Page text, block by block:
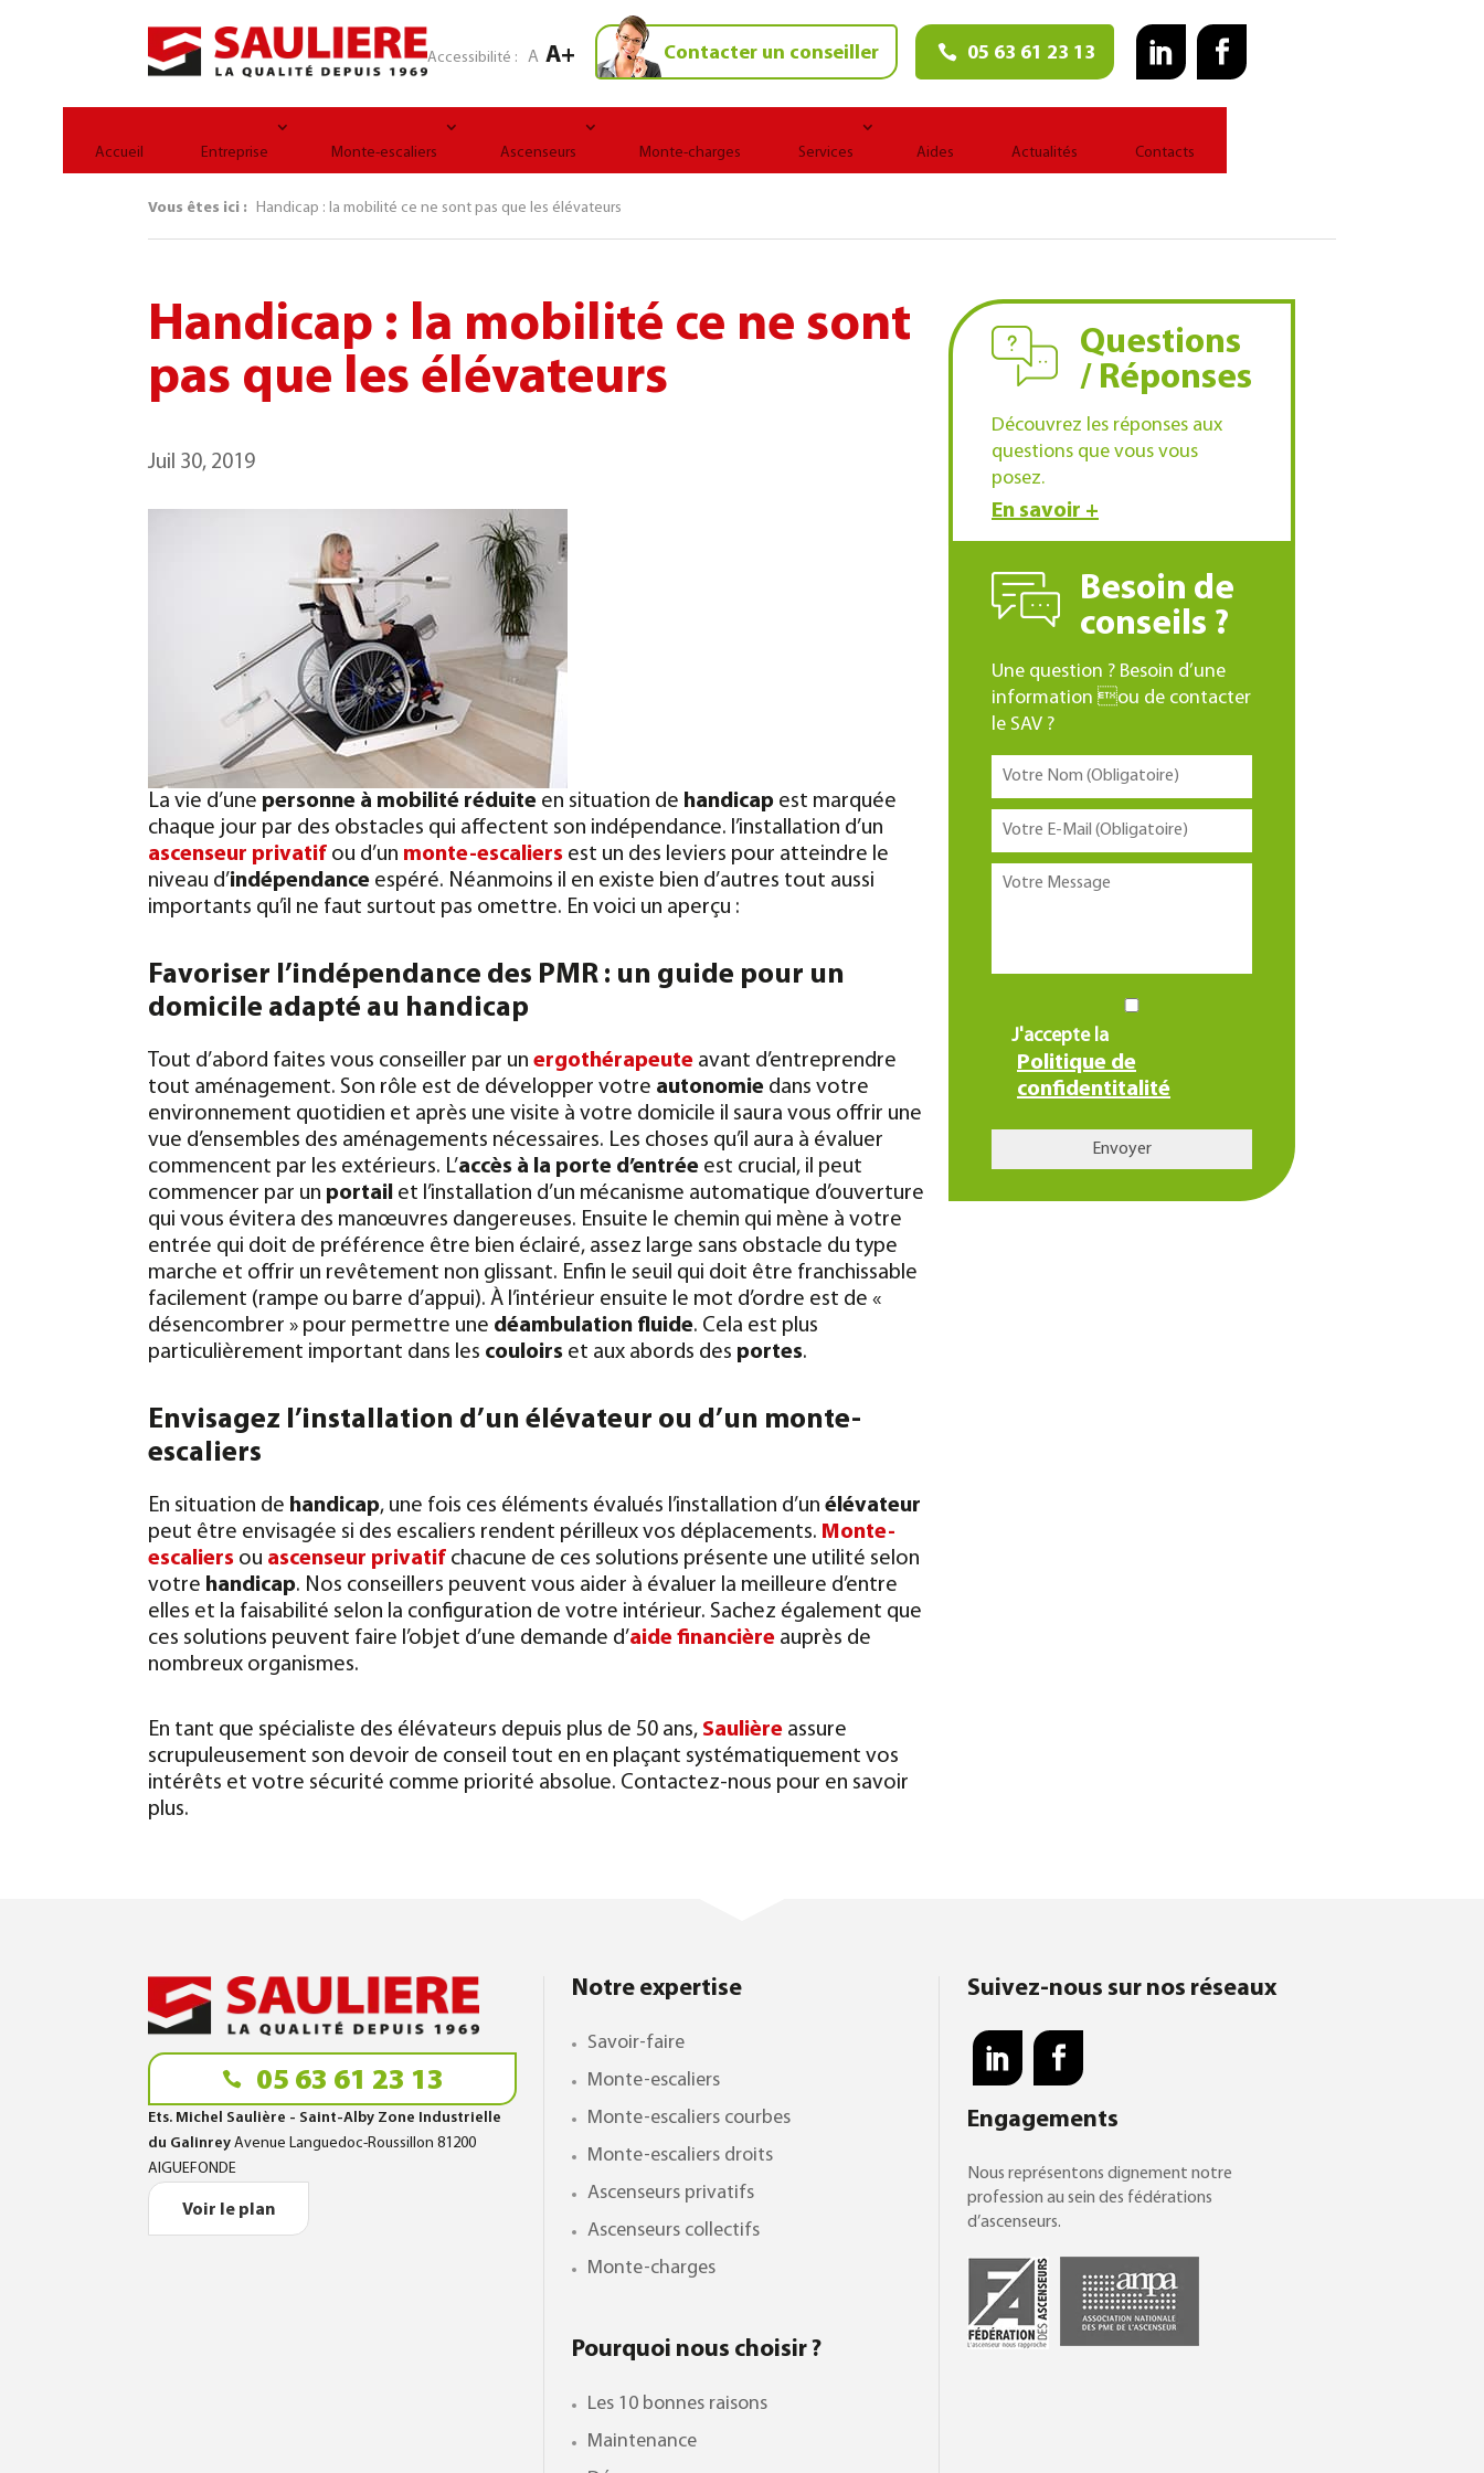
Accessibilité :A A+ Contacter un conseiller 05 63 61 23 13
Accueil Entreprise Monte-escaliers Ascenseurs Monte-charges Services Aides Actualités Contacts
Vous êtes ici : Handicap : la mobilité ce ne sont pas que les élévateurs
Handicap : la mobilité ce ne sont
pas que les élévateurs
Juil 30, 2019
La vie d’une personne à mobilité réduite en situation de handicap est marquée
chaque jour par des obstacles qui affectent son indépendance. l’installation d’un
ascenseur privatif ou d’un monte-escaliers est un des leviers pour atteindre le
niveau d’indépendance espéré. Néanmoins il en existe bien d’autres tout aussi
importants qu’il ne faut surtout pas omettre. En voici un aperçu :
Favoriser l’indépendance des PMR : un guide pour un
domicile adapté au handicap
Tout d’abord faites vous conseiller par unergothérapeute avant d’entreprendre
tout aménagement. Son rôle est de développer votre autonomie dans votre
environnement quotidien et après une visite à votre domicile il saura vous offrir une
vue d’ensembles des aménagements nécessaires. Les choses qu’il aura à évaluer
commencent par les extérieurs. L’accès à la porte d’entrée est crucial, il peut
commencer par un portail et l’installation d’un mécanisme automatique d’ouverture
qui vous évitera des manœuvres dangereuses. Ensuite le chemin qui mène à votre
entrée qui doit de préférence être bien éclairé, assez large sans obstacle du type
marche et offrir un revêtement non glissant. Enfin le seuil qui doit être franchissable
facilement (rampe ou barre d’appui). À l’intérieur ensuite le mot d’ordre est de «
désencombrer » pour permettre une déambulation fluide. Cela est plus
particulièrement important dans les couloirs et aux abords des portes.
Envisagez l’installation d’un élévateur ou d’un monte-
escaliers
En situation de handicap, une fois ces éléments évalués l’installation d’unélévateur
peut être envisagée si des escaliers rendent périlleux vos déplacements. Monte-
escaliers ou ascenseur privatif chacune de ces solutions présente une utilité selon
votre handicap. Nos conseillers peuvent vous aider à évaluer la meilleure d’entre
elles et la faisabilité selon la configuration de votre intérieur. Sachez également que
ces solutions peuvent faire l’objet d’une demande d’aide financière auprès de
nombreux organismes.
En tant que spécialiste des élévateurs depuis plus de 50 ans, Saulière assure
scrupuleusement son devoir de conseil tout en en plaçant systématiquement vos
intérêts et votre sécurité comme priorité absolue. Contactez-nous pour en savoir
plus.
Questions
/ Réponses
Découvrez les réponses aux
questions que vous vous
posez.
En savoir +
Besoin de
conseils ?
Une question ? Besoin d’une
information ou de contacter
le SAV ?
J'accepte la
Politique de
confidentitalité
05 63 61 23 13
Ets. Michel Saulière - Saint-Alby Zone Industrielle
du GalinreyAvenue Languedoc-Roussillon 81200
AIGUEFONDE
Voir le plan
Notre expertise
Savoir-faire
Monte-escaliers
Monte-escaliers courbes
Monte-escaliers droits
Ascenseurs privatifs
Ascenseurs collectifs
Monte-charges
Pourquoi nous choisir ?
Les 10 bonnes raisons
Maintenance
Suivez-nous sur nos réseaux
Engagements
Nous représentons dignement notre
profession au sein des fédérations
d’ascenseurs.